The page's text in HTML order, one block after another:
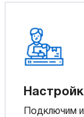
Подключим